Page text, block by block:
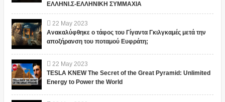
ΕΛΛΗΝΙ.Σ-ΕΛΛΗΝΙΚΗ ΣΥΜΜΑΧΙΑ
22 May 2023
Ανακαλύφθηκε ο τάφος του Γίγαντα Γκιλγκαμές μετά την
αποξήρανση του ποταμού Ευφράτη;
22 May 2023
TESLA KNEW The Secret of the Great Pyramid: Unlimited
Energy to Power the World